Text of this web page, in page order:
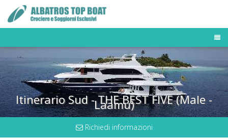
TOUR OPERATOR
DESTINAZIONI
FLOTTA MALDIVE
BUSINESS TRAVELER
NEWS & PRESS
OFFERTE E LAST MINUTE
Itinerario Sud - THE BEST FIVE (Male -
Laamu)
Richiedi informazioni